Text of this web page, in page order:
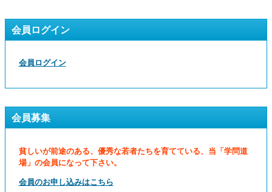
会員ログイン
会員ログイン
会員募集
貧しいが前途のある、優秀な若者たちを育てている、当「学問道
場」の会員になって下さい。
会員のお申し込みはこちら